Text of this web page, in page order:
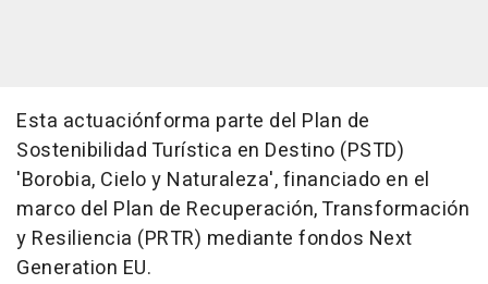
Esta actuaciónforma parte del Plan de
Sostenibilidad Turística en Destino (PSTD)
'Borobia, Cielo y Naturaleza', financiado en el
marco del Plan de Recuperación, Transformación
y Resiliencia (PRTR) mediante fondos Next
Generation EU.